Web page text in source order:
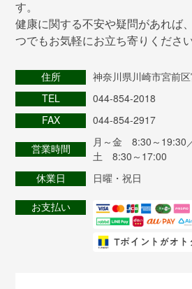
す。
健康に関する不安や疑問があれば
つでもお気軽にお立ち寄りください
住所 神奈川県川崎市宮前
TEL 044-854-2018
FAX 044-854-2917
営業時間
月～金 8:30～19:30
土 8:30～17:00
休業日 日曜・祝日
お支払い